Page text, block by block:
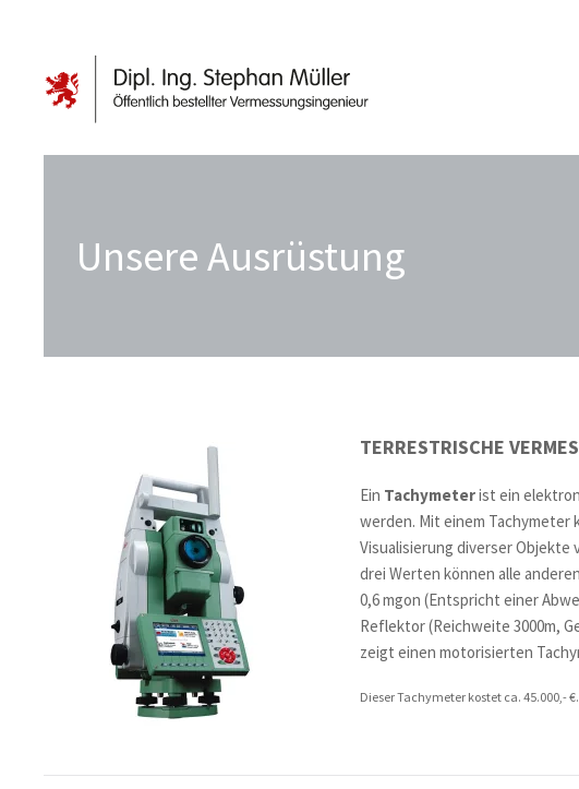
Unsere Ausrüstung
TERRESTRISCHE
Ein Tachymeterist ein
werden. Mit einem
Visualisierung diverser
drei Werten können alle
0,6 mgon (Entspricht einer
Reflektor (Reichweite 3000m,
zeigt einen motorisierten
Dieser Tachymeter kostet ca. 45.000,- €.